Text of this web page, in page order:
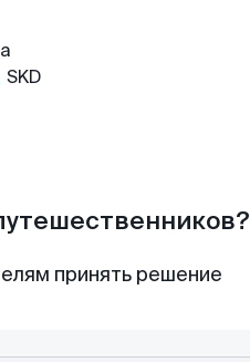
SKD
принять решение